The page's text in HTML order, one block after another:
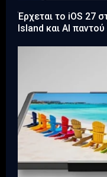
Έρχεται το iOS 27
Island και AI παντού